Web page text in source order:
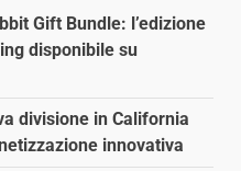
Gift Bundle: l’edizione
disponibile su
divisione in California
innovativa